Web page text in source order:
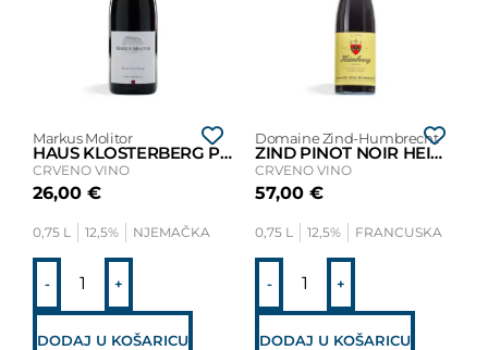
Markus Molitor
HAUS KLOSTERBERG PINOT NOIR 2018
CRVENO VINO
26,00 €
0,75 L 12,5% NJEMAČKA
- +
DODAJ U KOŠARICU
Domaine Zind-Humbrecht
ZIND PINOT NOIR HEIMBOURG 2016
CRVENO VINO
57,00 €
0,75 L 12,5% FRANCUSKA
- +
DODAJ U KOŠARICU